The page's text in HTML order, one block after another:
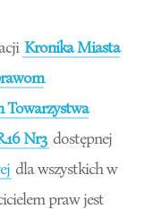
Kronika Miasta
Towarzystwa
Nr3 dostępnej
dla wszystkich w
praw jest